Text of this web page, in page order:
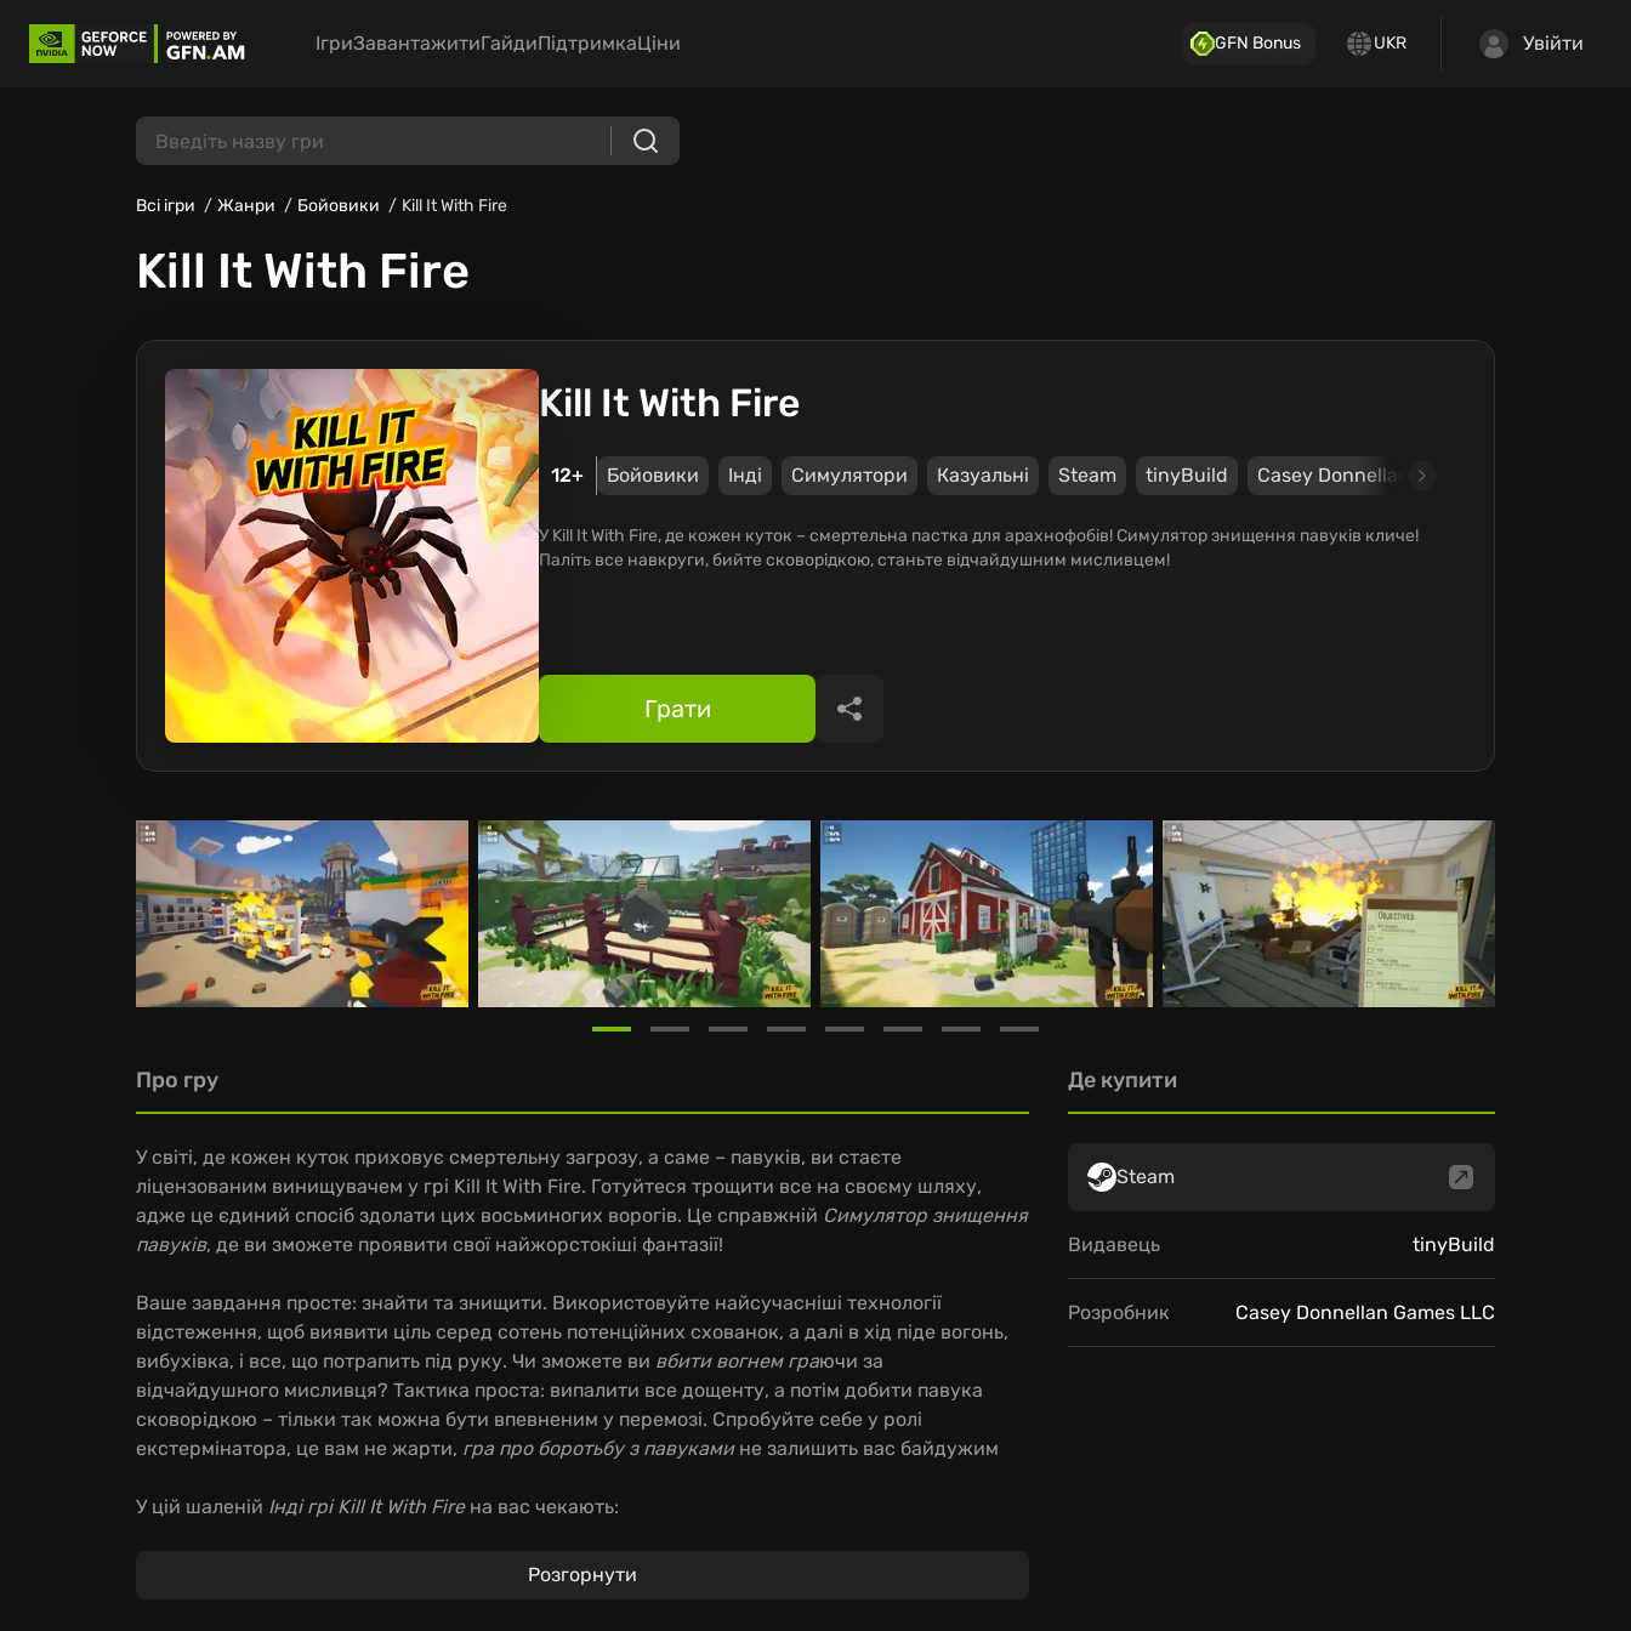
ІгриЗавантажитиГайдиПідтримкаЦіни GFN Bonus UKR Увійти
Всі ігри Жанри Бойовики Kill It With Fire
Kill It With Fire
Kill It With Fire
12+ Бойовики Інді Симулятори Казуальні Steam tinyBuild Casey Donnellan Games LLC
У Kill It With Fire, де кожен куток – смертельна пастка для арахнофобів! Симулятор знищення павуків кличе!
Паліть все навкруги, бийте сковорідкою, станьте відчайдушним мисливцем!
Грати Поділитися
Про гру
У світі, де кожен куток приховує смертельну загрозу, а саме – павуків, ви стаєте
ліцензованим винищувачем у грі Kill It With Fire. Готуйтеся трощити все на своєму шляху,
адже це єдиний спосіб здолати цих восьминогих ворогів. Це справжній Симулятор знищення
павуків, де ви зможете проявити свої найжорстокіші фантазії!
Ваше завдання просте: знайти та знищити. Використовуйте найсучасніші технології
відстеження, щоб виявити ціль серед сотень потенційних схованок, а далі в хід піде вогонь,
вибухівка, і все, що потрапить під руку. Чи зможете ви вбити вогнем граючи за
відчайдушного мисливця? Тактика проста: випалити все дощенту, а потім добити павука
сковорідкою – тільки так можна бути впевненим у перемозі. Спробуйте себе у ролі
екстермінатора, це вам не жарти, гра про боротьбу з павукамине залишить вас байдужим
У цій шаленій Інді грі Kill It With Fireна вас чекають:
Арсенал зброї, що постійно розширюється: від звичайного вогнемета до шалених пристроїв.
Розгорнути
Де купити
Steam
Видавець tinyBuild
Розробник Casey Donnellan Games LLC